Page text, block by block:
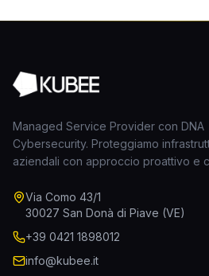
Managed Service Provider con DNA
Cybersecurity. Proteggiamo
aziendali con approccio proattivo e
Via Como 43/1
30027 San Donà di Piave (VE)
+39 0421 1898012
info@kubee.it